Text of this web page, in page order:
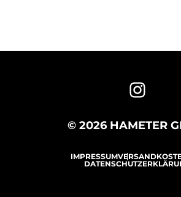
© 2026 HAMETER
IMPRESSUM